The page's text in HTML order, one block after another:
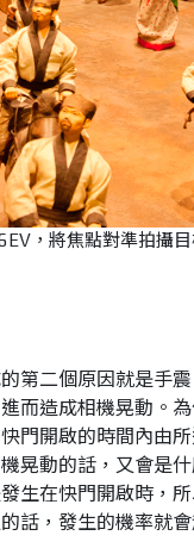
，將焦點對準拍攝目
第二個原因就是手
而造成相機晃動。
門開啟的時間內由
晃動的話，又會是
生在快門開啟時，
話，發生的機率就會